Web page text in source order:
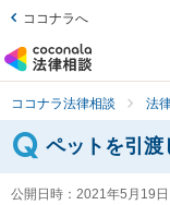
ココナラへ
ココナラ法律相談 法
ペットを引渡
公開日時： 2021年5月19